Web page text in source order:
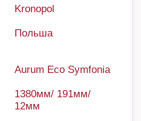
Kronopol
Польша
Aurum Eco Symfonia
1380мм/ 191мм/
12мм